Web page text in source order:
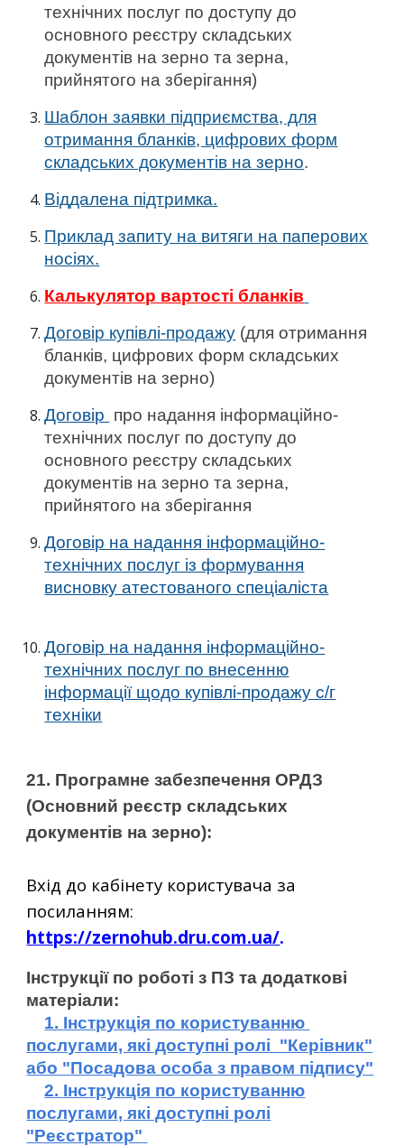
технічних послуг по доступу до
основного реєстру складських
документів на зерно та зерна,
прийнятого на зберігання)
Шаблон заявки підприємства, для
отримання бланків, цифрових форм
складських документів на зерно.
Віддалена підтримка.
Приклад запиту на витяги на паперових
носіях.
Калькулятор вартості бланків
Договір купівлі-продажу (для отримання
бланків, цифрових форм складських
документів на зерно)
Договір про надання інформаційно-
технічних послуг по доступу до
основного реєстру складських
документів на зерно та зерна,
прийнятого на зберігання
Договір на надання інформаційно-
технічних послуг із формування
висновку атестованого спеціаліста
Договір на надання інформаційно-
технічних послуг по внесенню
інформації щодо купівлі-продажу с/г
техніки
21. Програмне забезпечення ОРДЗ
(Основний реєстр складських
документів на зерно):
Вхід до кабінету користувача за
посиланням:
https://zernohub.dru.com.ua/.
Інструкції по роботі з ПЗ та додаткові
матеріали:
1. Інструкція по користуванню
послугами, які доступні ролі "Керівник"
або "Посадова особа з правом підпису"
2. Інструкція по користуванню
послугами, які доступні ролі
"Реєстратор"